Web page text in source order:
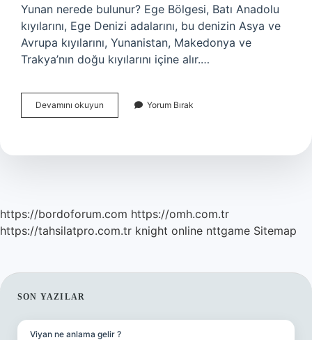
Yunan nerede bulunur? Ege Bölgesi, Batı Anadolu
kıyılarını, Ege Denizi adalarını, bu denizin Asya ve
Avrupa kıyılarını, Yunanistan, Makedonya ve
Trakya’nın doğu kıyılarını içine alır.…
Devamını okuyun
Yunan
Neresidir
Yorum Bırak
https://bordoforum.com https://omh.com.tr
https://tahsilatpro.com.tr knight online nttgame Sitemap
SIDEBAR
SON YAZILAR
Viyan ne anlama gelir ?